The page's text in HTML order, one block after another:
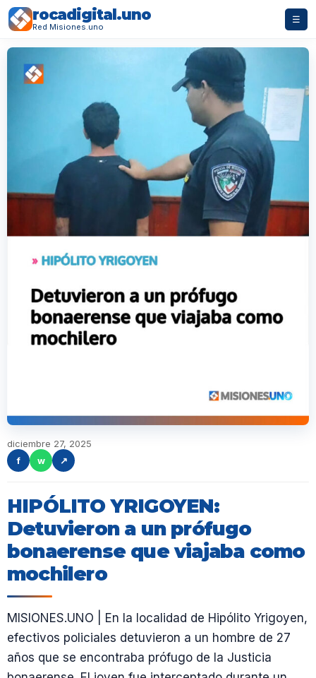
rocadigital.uno
Red Misiones.uno
☰
diciembre 27, 2025
f
w ↗
HIPÓLITO YRIGOYEN:
Detuvieron a un prófugo
bonaerense que viajaba como
mochilero
MISIONES.UNO | En la localidad de Hipólito Yrigoyen,
efectivos policiales detuvieron a un hombre de 27
años que se encontraba prófugo de la Justicia